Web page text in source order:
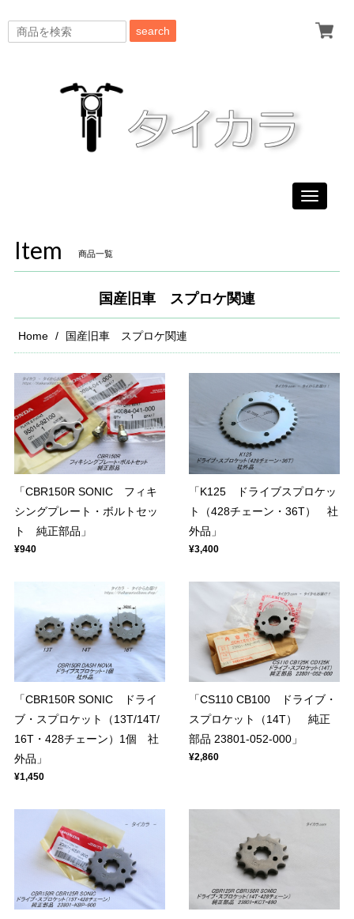
search
Toggle
Item 商品一覧
国産旧車 スプロケ関連
Home 国産旧車 スプロケ関連
「CBR150R SONIC フィキ
シングプレート・ボルトセッ
ト 純正部品」
¥940
「K125 ドライブスプロケッ
ト（428チェーン・36T） 社
外品」
¥3,400
「CBR150R SONIC ドライ
ブ・スプロケット（13T/14T/
16T・428チェーン）1個 社
外品」
¥1,450
「CS110 CB100 ドライブ・
スプロケット（14T） 純正
部品 23801-052-000」
¥2,860